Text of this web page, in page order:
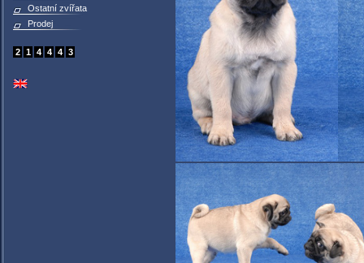
Ostatní zvířata
Prodej
2 1 4 4 4 3